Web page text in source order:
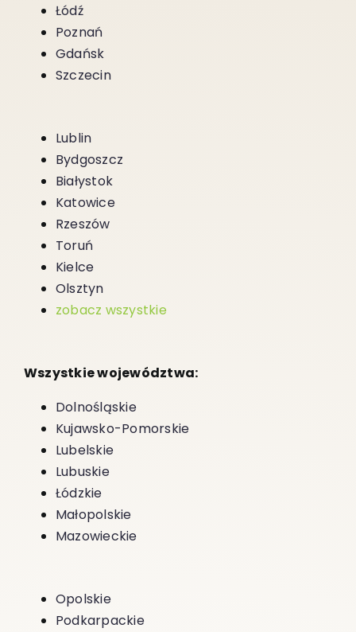
Łódź
Poznań
Gdańsk
Szczecin
Lublin
Bydgoszcz
Białystok
Katowice
Rzeszów
Toruń
Kielce
Olsztyn
zobacz wszystkie
Wszystkie województwa:
Dolnośląskie
Kujawsko-Pomorskie
Lubelskie
Lubuskie
Łódzkie
Małopolskie
Mazowieckie
Opolskie
Podkarpackie